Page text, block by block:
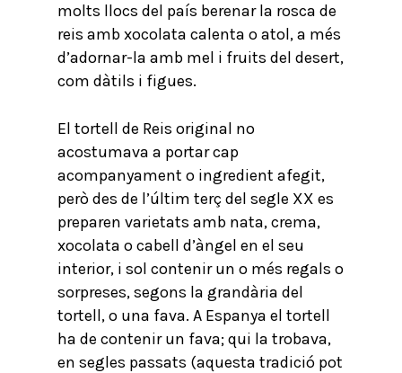
molts llocs del país berenar la rosca de
reis amb xocolata calenta o atol, a més
d’adornar-la amb mel i fruits del desert,
com dàtils i figues.
El tortell de Reis original no
acostumava a portar cap
acompanyament o ingredient afegit,
però des de l’últim terç del segle XX es
preparen varietats amb nata, crema,
xocolata o cabell d’àngel en el seu
interior, i sol contenir un o més regals o
sorpreses, segons la grandària del
tortell, o una fava. A Espanya el tortell
ha de contenir un fava; qui la trobava,
en segles passats (aquesta tradició pot